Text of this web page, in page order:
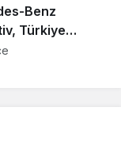
Benz
Türkiye